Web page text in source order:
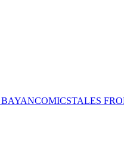
COMICSTALES